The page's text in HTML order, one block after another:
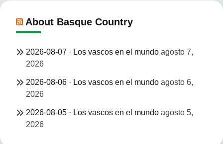
About Basque Country
2026-08-07 · Los vascos en el mundo agosto 7,
2026
2026-08-06 · Los vascos en el mundo agosto 6,
2026
2026-08-05 · Los vascos en el mundo agosto 5,
2026